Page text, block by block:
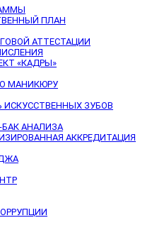
ПЛАН
АТТЕСТАЦИИ
«КАДРЫ»
МАНИКЮРУ
ИСКУССТВЕННЫХ ЗУБОВ
АНАЛИЗА
АККРЕДИТАЦИЯ